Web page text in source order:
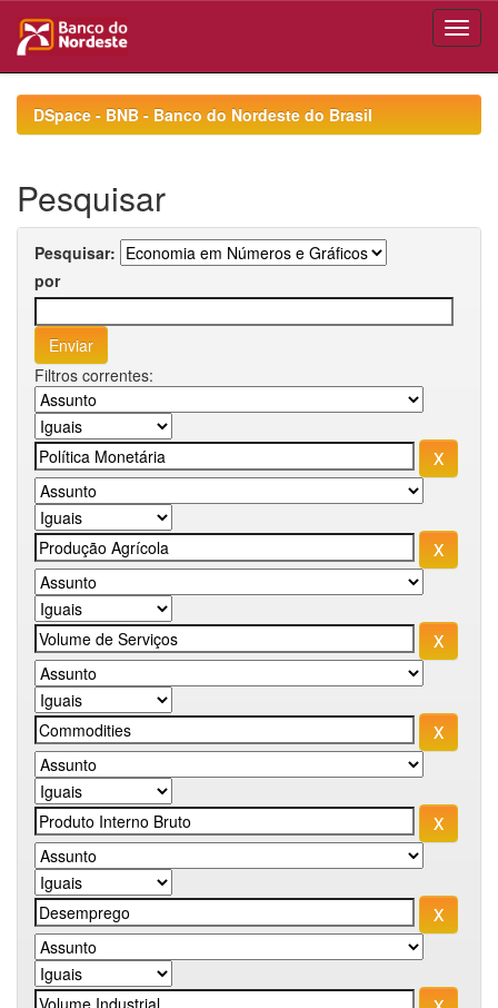
navigationDSpace - BNB - Banco do Nordeste do Brasil
Pesquisar
Pesquisar:
por
Filtros correntes: